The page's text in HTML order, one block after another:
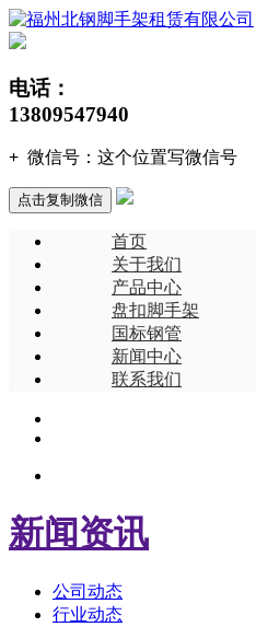
电话：
13809547940
+ 微信号： 这个位置写微信号
点击复制微信
首页
关于我们
产品中心
盘扣脚手架
国标钢管
新闻中心
联系我们
新闻资讯
公司动态
行业动态